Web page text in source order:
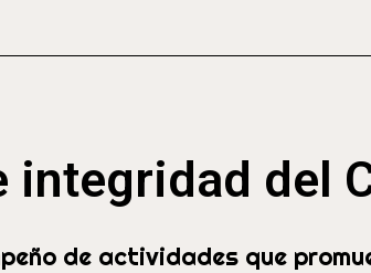
integridad del
de actividades que